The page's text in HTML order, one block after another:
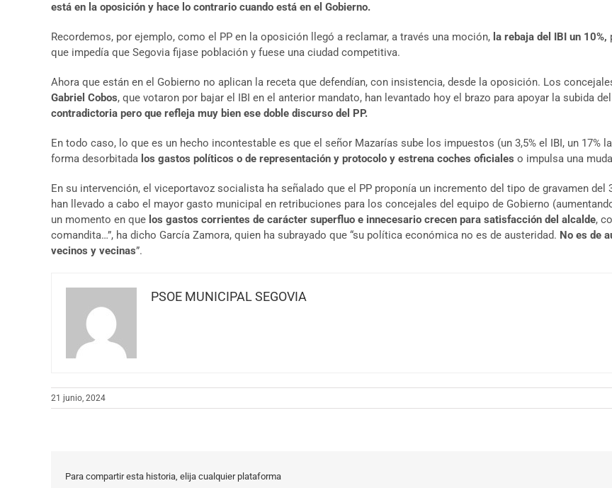
está en la oposición y hace lo contrario cuando está en el Gobierno.
Recordemos, por ejemplo, como el PP en la oposición llegó a reclamar, a través una moción, la rebaja del IBI un 10%,
que impedía que Segovia fijase población y fuese una ciudad competitiva.
Ahora que están en el Gobierno no aplican la receta que defendían, con insistencia, desde la oposición. Los
Gabriel Cobos, que votaron por bajar el IBI en el anterior mandato, han levantado hoy el brazo para apoyar la subida
contradictoria pero que refleja muy bien ese doble discurso del PP.
En todo caso, lo que es un hecho incontestable es que el señor Mazarías sube los impuestos (un 3,5% el IBI, un 17%
forma desorbitada los gastos políticos o de representación y protocolo y estrena coches oficiales o impulsa una
En su intervención, el viceportavoz socialista ha señalado que el PP proponía un incremento del tipo de gravamen del
han llevado a cabo el mayor gasto municipal en retribuciones para los concejales del equipo de Gobierno
un momento en que los gastos corrientes de carácter superfluo e innecesario crecen para satisfacción del alcalde,
comandita…”, ha dicho García Zamora, quien ha subrayado que “su política económica no es de austeridad. No es de
vecinos y vecinas”.
PSOE MUNICIPAL SEGOVIA
21 junio, 2024
Para compartir esta historia, elija cualquier plataforma